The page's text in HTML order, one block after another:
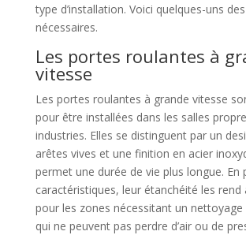
type d’installation. Voici quelques-uns
nécessaires.
Les portes roulantes à
vitesse
Les portes roulantes à grande vitesse
pour être installées dans les salles
industries. Elles se distinguent par un
arêtes vives et une finition en acier
permet une durée de vie plus longue. En
caractéristiques, leur étanchéité les rend
pour les zones nécessitant un
qui ne peuvent pas perdre d’air ou de